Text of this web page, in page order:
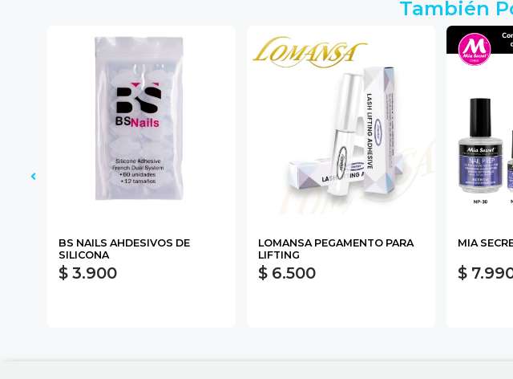
También
BS NAILS AHDESIVOS DE
SILICONA
$ 3.900
LOMANSA PEGAMENTO PARA
LIFTING
$ 6.500
MIA
$